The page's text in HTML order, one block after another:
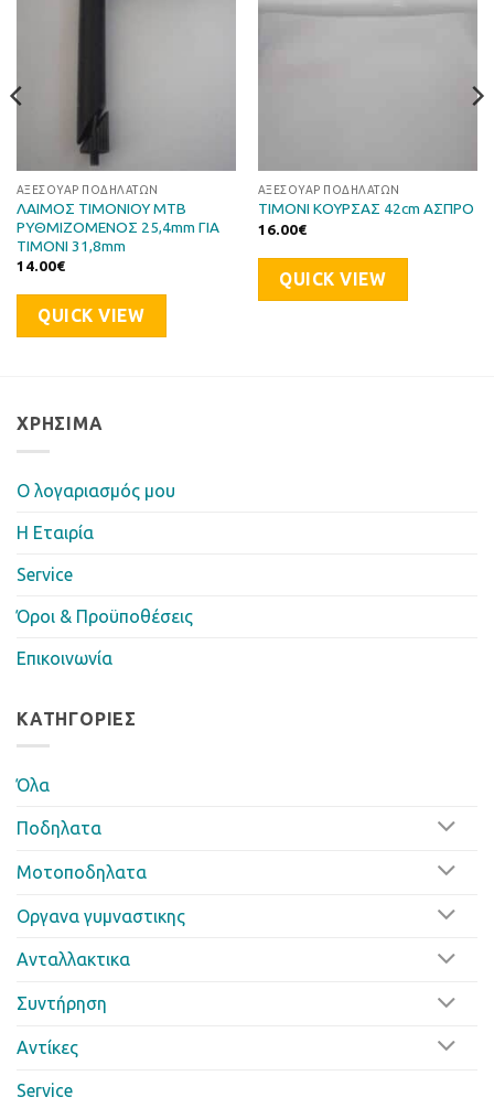
ΑΞΕΣΟΥΆΡ ΠΟΔΗΛΆΤΩΝ
ΛΑΙΜΟΣ ΤΙΜΟΝΙΟΥ MTB
ΡΥΘΜΙΖΟΜΕΝΟΣ 25,4mm ΓΙΑ
ΤΙΜΟΝΙ 31,8mm
14.00€
QUICK VIEW
ΑΞΕΣΟΥΆΡ ΠΟΔΗΛΆΤΩΝ
ΤΙΜΟΝΙ ΚΟΥΡΣΑΣ 42cm ΑΣΠΡΟ
16.00€
QUICK VIEW
ΧΡΉΣΙΜΑ
Ο λογαριασμός μου
Η Eταιρία
Service
Όροι & Προϋποθέσεις
Επικοινωνία
ΚΑΤΗΓΟΡΊΕΣ
Όλα
Ποδηλατα
Μοτοποδηλατα
Οργανα γυμναστικης
Ανταλλακτικα
Συντήρηση
Αντίκες
Service